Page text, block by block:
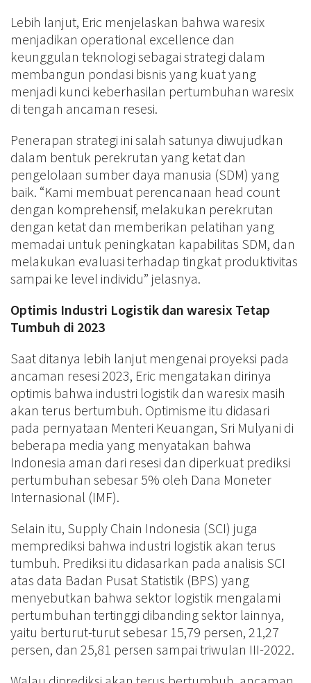
Lebih lanjut, Eric menjelaskan bahwa waresix
menjadikan operational excellence dan
keunggulan teknologi sebagai strategi dalam
membangun pondasi bisnis yang kuat yang
menjadi kunci keberhasilan pertumbuhan waresix
di tengah ancaman resesi.
Penerapan strategi ini salah satunya diwujudkan
dalam bentuk perekrutan yang ketat dan
pengelolaan sumber daya manusia (SDM) yang
baik. “Kami membuat perencanaan head count
dengan komprehensif, melakukan perekrutan
dengan ketat dan memberikan pelatihan yang
memadai untuk peningkatan kapabilitas SDM, dan
melakukan evaluasi terhadap tingkat produktivitas
sampai ke level individu” jelasnya.
Optimis Industri Logistik dan waresix Tetap
Tumbuh di 2023
Saat ditanya lebih lanjut mengenai proyeksi pada
ancaman resesi 2023, Eric mengatakan dirinya
optimis bahwa industri logistik dan waresix masih
akan terus bertumbuh. Optimisme itu didasari
pada pernyataan Menteri Keuangan, Sri Mulyani di
beberapa media yang menyatakan bahwa
Indonesia aman dari resesi dan diperkuat prediksi
pertumbuhan sebesar 5% oleh Dana Moneter
Internasional (IMF).
Selain itu, Supply Chain Indonesia (SCI) juga
memprediksi bahwa industri logistik akan terus
tumbuh. Prediksi itu didasarkan pada analisis SCI
atas data Badan Pusat Statistik (BPS) yang
menyebutkan bahwa sektor logistik mengalami
pertumbuhan tertinggi dibanding sektor lainnya,
yaitu berturut-turut sebesar 15,79 persen, 21,27
persen, dan 25,81 persen sampai triwulan III-2022.